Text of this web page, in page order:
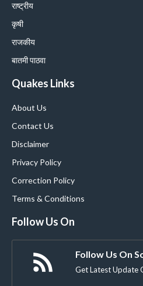
राष्ट्रीय
कृषी
राजकीय
बातमी पाठवा
Quakes Links
About Us
Contact Us
Disclaimer
Privacy Policy
Correction Policy
Terms & Conditions
Follow Us On
Follow Us On
Get Latest Update